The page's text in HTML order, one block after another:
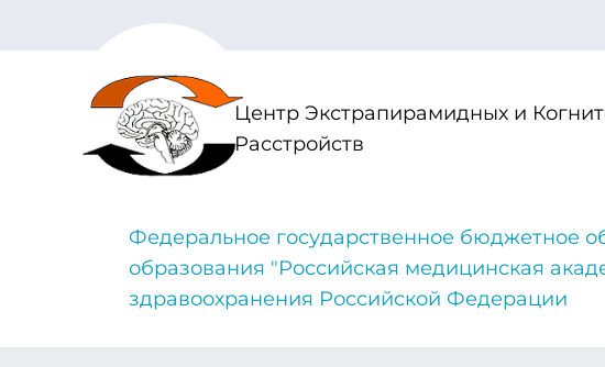
Центр Экстрапирамидных и
Расстройств
Федеральное государственное бюджетное
образования "Российская медицинская
здравоохранения Российской Федерации